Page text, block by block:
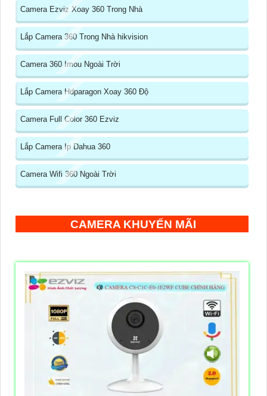
Camera Ezviz Xoay 360 Trong Nhà
Lắp Camera 360 Trong Nhà hikvision
Camera 360 Imou Ngoài Trời
Lắp Camera Hdparagon Xoay 360 Độ
Camera Full Color 360 Ezviz
Lắp Camera Ip Dahua 360
Camera Wifi 360 Ngoài Trời
CAMERA KHUYẾN MÃI